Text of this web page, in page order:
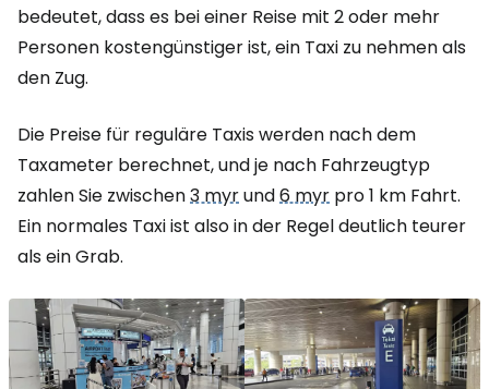
bedeutet, dass es bei einer Reise mit 2 oder mehr
Personen kostengünstiger ist, ein Taxi zu nehmen als
den Zug.
Die Preise für reguläre Taxis werden nach dem
Taxameter berechnet, und je nach Fahrzeugtyp
zahlen Sie zwischen3 myrund6 myr pro 1 km Fahrt.
Ein normales Taxi ist also in der Regel deutlich teurer
als ein Grab.